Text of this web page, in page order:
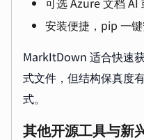
安装便捷，pip 一键
MarkItDown 适合快速
式文件，但结构保真度
式。
其他开源工具与新